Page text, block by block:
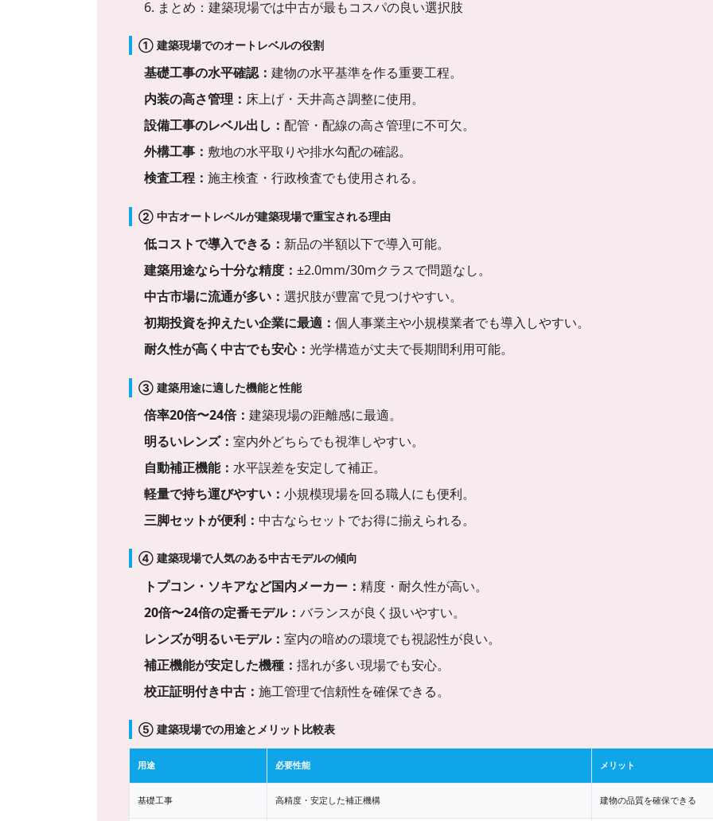
6. まとめ：建築現場では中古が最もコスパの良い選択肢
① 建築現場でのオートレベルの役割
基礎工事の水平確認：建物の水平基準を作る重要工程。
内装の高さ管理： 床上げ・天井高さ調整に使用。
設備工事のレベル出し：配管・配線の高さ管理に不可欠。
外構工事： 敷地の水平取りや排水勾配の確認。
検査工程：施主検査・行政検査でも使用される。
② 中古オートレベルが建築現場で重宝される理由
低コストで導入できる： 新品の半額以下で導入可能。
建築用途なら十分な精度：±2.0mm/30mクラスで問題なし。
中古市場に流通が多い：選択肢が豊富で見つけやすい。
初期投資を抑えたい企業に最適：個人事業主や小規模業者でも導入しやすい。
耐久性が高く中古でも安心：光学構造が丈夫で長期間利用可能。
③ 建築用途に適した機能と性能
倍率20倍〜24倍：建築現場の距離感に最適。
明るいレンズ：室内外どちらでも視準しやすい。
自動補正機能：水平誤差を安定して補正。
軽量で持ち運びやすい：小規模現場を回る職人にも便利。
三脚セットが便利：中古ならセットでお得に揃えられる。
④ 建築現場で人気のある中古モデルの傾向
トプコン・ソキアなど国内メーカー：精度・耐久性が高い。
20倍〜24倍の定番モデル：バランスが良く扱いやすい。
レンズが明るいモデル：室内の暗めの環境でも視認性が良い。
補正機能が安定した機種：揺れが多い現場でも安心。
校正証明付き中古：施工管理で信頼性を確保できる。
⑤ 建築現場での用途とメリット比較表
用途 必要性能 メリット
基礎工事 高精度・安定した補正機構 建物の品質を確保できる